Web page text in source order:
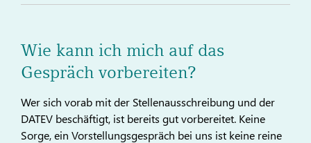
Wie kann ich mich auf das
Gespräch vorbereiten?
Wer sich vorab mit der Stellenausschreibung und der
DATEV beschäftigt, ist bereits gut vorbereitet. Keine
Sorge, ein Vorstellungsgespräch bei uns ist keine reine